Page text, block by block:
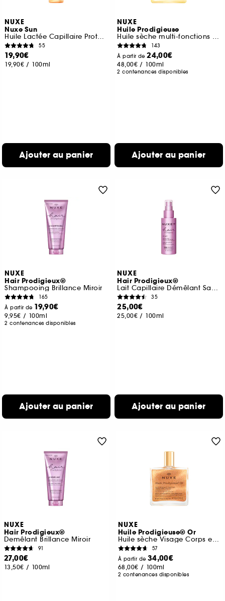
NUXE
Nuxe Sun
Huile Lactée Capillaire Protectrice Hydratante
55
19,90€
19,90€ / 100ml
Ajouter au panier
NUXE
Huile Prodigieuse
Huile sèche multi-fonctions visage, corps, cheveux
143
À partir de24,00€
48,00€ / 100ml
2 contenances disponibles
Ajouter au panier
NUXE
Hair Prodigieux®
Shampooing Brillance Miroir
165
À partir de 19,90€
9,95€ / 100ml
2 contenances disponibles
Ajouter au panier
NUXE
Hair Prodigieux®
Lait Capillaire Démêlant Sans Rinçage 100ml
35
25,00€
25,00€ / 100ml
Ajouter au panier
NUXE
Hair Prodigieux®
Demêlant Brillance Miroir
91
27,00€
13,50€ / 100ml
NUXE
Huile Prodigieuse® Or
Huile sèche Visage Corps et Cheveux
57
À partir de 34,00€
68,00€ / 100ml
2 contenances disponibles